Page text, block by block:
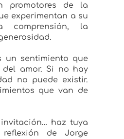
promotores de la
experimentan a su
comprensión, la
un sentimiento que
amor. Si no hay
no puede existir.
que van de
haz tuya
de Jorge